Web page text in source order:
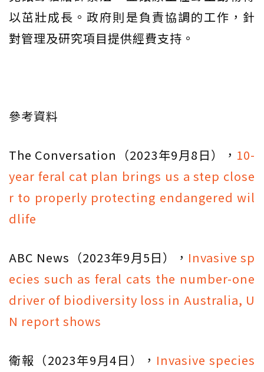
以茁壯成長。政府則是負責協調的工作，針
對管理及研究項目提供經費支持。
參考資料
The Conversation（2023年9月8日）， 10-
year feral cat plan brings us a step close
r to properly protecting endangered wil
dlife
ABC News（2023年9月5日）， Invasive sp
ecies such as feral cats the number-one
driver of biodiversity loss in Australia, U
N report shows
衛報（2023年9月4日）， Invasive species